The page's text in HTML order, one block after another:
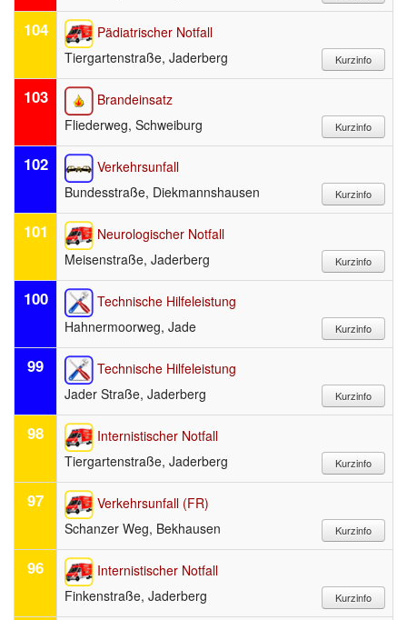
104
Pädiatrischer Notfall
Tiergartenstraße, Jaderberg
103
Brandeinsatz
Fliederweg, Schweiburg
102
Verkehrsunfall
Bundesstraße, Diekmannshausen
101
Neurologischer Notfall
Meisenstraße, Jaderberg
100
Technische Hilfeleistung
Hahnermoorweg, Jade
99
Technische Hilfeleistung
Jader Straße, Jaderberg
98
Internistischer Notfall
Tiergartenstraße, Jaderberg
97
Verkehrsunfall (FR)
Schanzer Weg, Bekhausen
96
Internistischer Notfall
Finkenstraße, Jaderberg